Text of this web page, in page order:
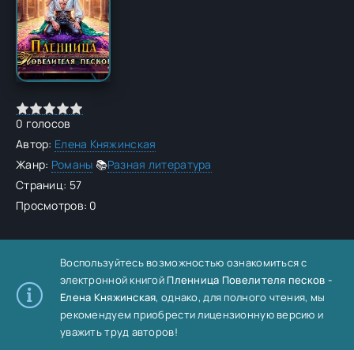
0 голосов
Автор: Елена Княжинская
Жанр: Романы 📚Разная литература
Страниц: 57
Просмотров: 0
Воспользуйтесь возможностью ознакомиться с
электронной книгой Пленница Повелителя песков -
Елена Княжинская, однако, для полного чтения, мы
рекомендуем приобрести лицензионную версию и
уважить труд авторов!